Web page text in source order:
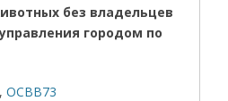
без владельцев
городом по
,ОСВВ73